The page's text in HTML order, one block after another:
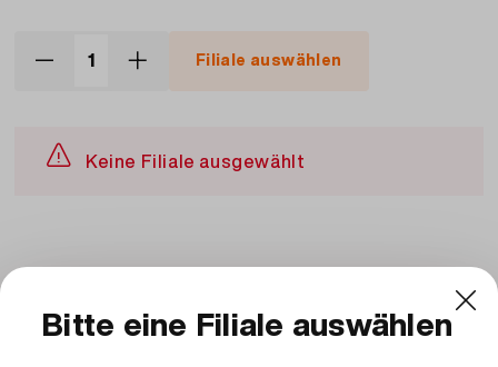
Filiale auswählen
Keine Filiale ausgewählt
Beschreibung und Zutaten